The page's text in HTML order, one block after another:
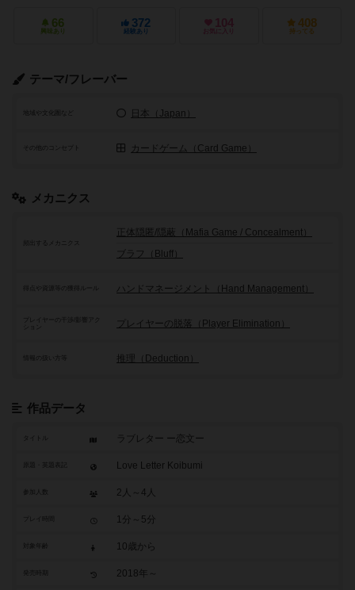
66
興味あり
372
経験あり
104
お気に入り
408
持ってる
テーマ/フレーバー
地域や文化圏など 日本（Japan）
その他のコンセプト カードゲーム（Card Game）
メカニクス
頻出するメカニクス
正体隠匿/隠蔽（Mafia Game / Concealment）
ブラフ（Bluff）
ハンドマネージメント（Hand Management）
プレイヤーの干渉/影響アク
プレイヤーの脱落（Player Elimination）
推理（Deduction）
作品データ
タイトル ラブレター ー恋文ー
Love Letter Koibumi
参加人数 2人～4人
1分～5分
10歳から
2018年～